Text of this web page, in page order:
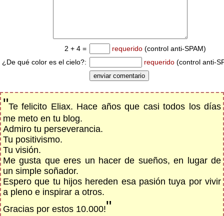
2 + 4 = requerido (control anti-SPAM)
¿De qué color es el cielo?:
requerido (control anti-
"Te felicito Eliax. Hace años que casi todos los días
me meto en tu blog.
Admiro tu perseverancia.
Tu positivismo.
Tu visión.
Me gusta que eres un hacer de sueños, en lugar de
un simple soñador.
Espero que tu hijos hereden esa pasión tuya por vivir
a pleno e inspirar a otros.
Gracias por estos 10.000!"